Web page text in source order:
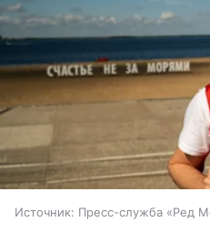
Источник: Пресс-служба «Ред